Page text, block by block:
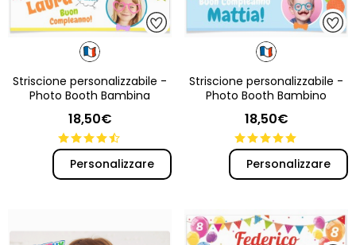
Striscione personalizzabile -
Photo Booth Bambina
18,50€
Personalizzare
Striscione personalizzabile -
Photo Booth Bambino
18,50€
Personalizzare